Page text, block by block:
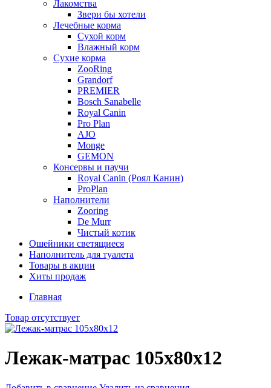
Лакомства
Звери бы хотели
Лечебные корма
Сухой корм
Влажный корм
Сухие корма
ZooRing
Grandorf
PREMIER
Bosch Sanabelle
Royal Canin
Pro Plan
AJO
Monge
GEMON
Консервы и паучи
Royal Canin (Роял Канин)
ProPlan
Наполнители
Zooring
De Murr
Чистый котик
Ошейники светящиеся
Наполнитель для туалета
Товары в акции
Хиты продаж
Главная
Товар отсутствует
Лежак-матрас 105х80х12